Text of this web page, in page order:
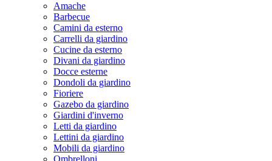
Amache
Barbecue
Camini da esterno
Carrelli da giardino
Cucine da esterno
Divani da giardino
Docce esterne
Dondoli da giardino
Fioriere
Gazebo da giardino
Giardini d'inverno
Letti da giardino
Lettini da giardino
Mobili da giardino